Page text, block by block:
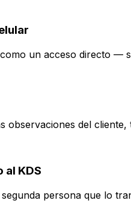
un acceso directo —
observaciones del cliente,
al KDS
persona que lo